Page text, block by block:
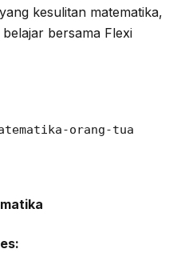
kesulitan matematika,
bersama Flexi
orang-tua